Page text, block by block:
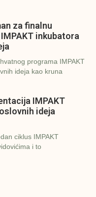
za finalnu
inkubatora
programa IMPAKT
ideja kao kruna
IMPAKT
ideja
ciklus IMPAKT
i to